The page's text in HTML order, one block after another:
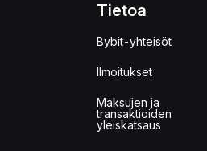
Tietoa
Bybit-yhteisöt
Ilmoitukset
Maksujen ja
transaktioiden
yleiskatsaus